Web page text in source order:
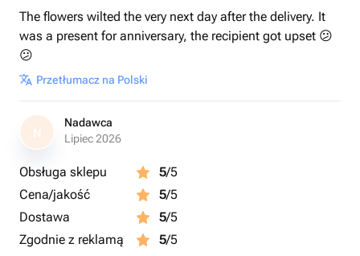
The flowers wilted the very next day after the delivery. It
was a present for anniversary, the recipient got upset 😕
😕
Przetłumacz na Polski
N
Nadawca
Lipiec 2026
Obsługa sklepu 5/5
Cena/jakość
5/5
Dostawa
5/5
Zgodnie z reklamą
5/5